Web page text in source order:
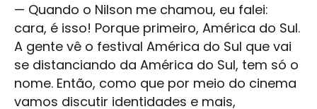
— Quando o Nilson me chamou, eu falei:
cara, é isso! Porque primeiro, América do Sul.
A gente vê o festival América do Sul que vai
se distanciando da América do Sul, tem só o
nome. Então, como que por meio do cinema
vamos discutir identidades e mais,